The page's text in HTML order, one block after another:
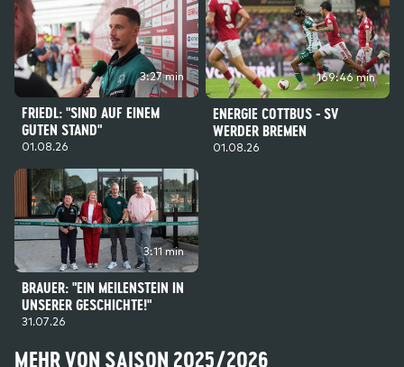
3:27 min
FRIEDL: "SIND AUF EINEM
GUTEN STAND"
01.08.26
169:46 min
ENERGIE COTTBUS - SV
WERDER BREMEN
01.08.26
3:11 min
BRAUER: "EIN MEILENSTEIN IN
UNSERER GESCHICHTE!"
31.07.26
MEHR VON SAISON 2025/2026